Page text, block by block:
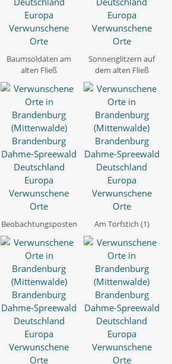
Baumsoldaten am
alten Fließ
Sonnenglitzern auf
dem alten Fließ
Beobachtungsposten Am Torfstich (1)